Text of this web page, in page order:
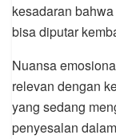
kesadaran
bisa diputar
Nuansa
relevan dengan
yang sedang
penyesalan